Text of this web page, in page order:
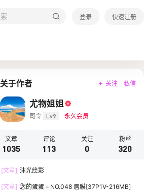
登录 快速注册
关于作者 关注 私信
尤物姐姐
司令 Lv9 永久会员
文章
1035
评论
113
关注
0
粉丝
320
[文章] 沐光绘影
[文章] 您的蛋蛋 – NO.048 唇膜[37P1V-216MB]